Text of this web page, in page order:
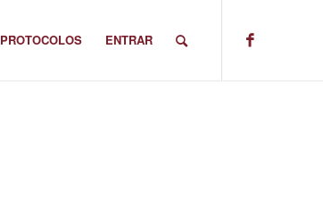
PROTOCOLOS ENTRAR